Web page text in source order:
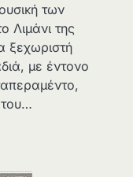
των
Λιμάνι της
ξεχωριστή
με έντονο